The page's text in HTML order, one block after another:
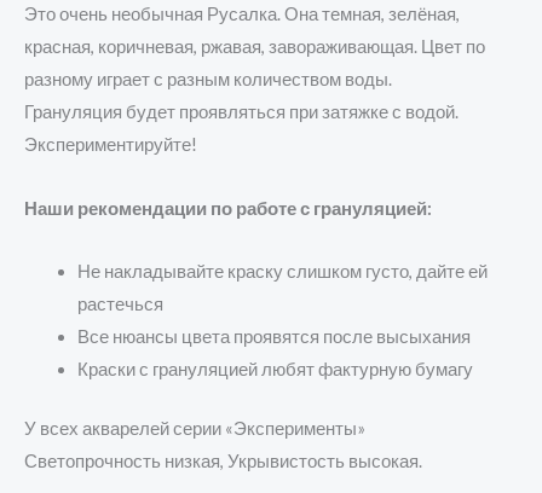
Это очень необычная Русалка. Она темная, зелёная,
красная, коричневая, ржавая, завораживающая. Цвет по
разному играет с разным количеством воды.
Грануляция будет проявляться при затяжке с водой.
Экспериментируйте!
Наши рекомендации по работе с грануляцией:
Не накладывайте краску слишком густо, дайте ей
растечься
Все нюансы цвета проявятся после высыхания
Краски с грануляцией любят фактурную бумагу
У всех акварелей серии «Эксперименты»
Светопрочность низкая, Укрывистость высокая.